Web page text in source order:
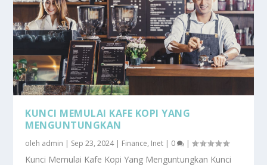
KUNCI MEMULAI KAFE KOPI YANG
MENGUNTUNGKAN
oleh admin | Sep 23, 2024| Finance, Inet | 0 |
Kunci Memulai Kafe Kopi Yang Menguntungkan Kunci